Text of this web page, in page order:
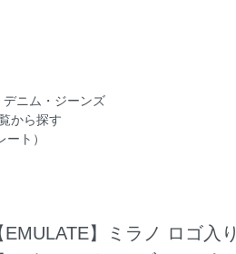
デニム・ジーンズ
から探す
ト）
】ミラノ ロゴ入り